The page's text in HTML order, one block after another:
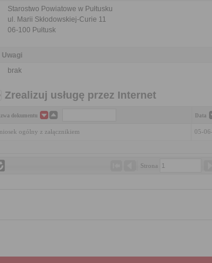
Starostwo Powiatowe w Pułtusku
ul. Marii Skłodowskiej-Curie 11
06-100 Pułtusk
Uwagi
brak
Zrealizuj usługę przez Internet
dokumentu Data
ogólny z załącznikiem 05-
Strona